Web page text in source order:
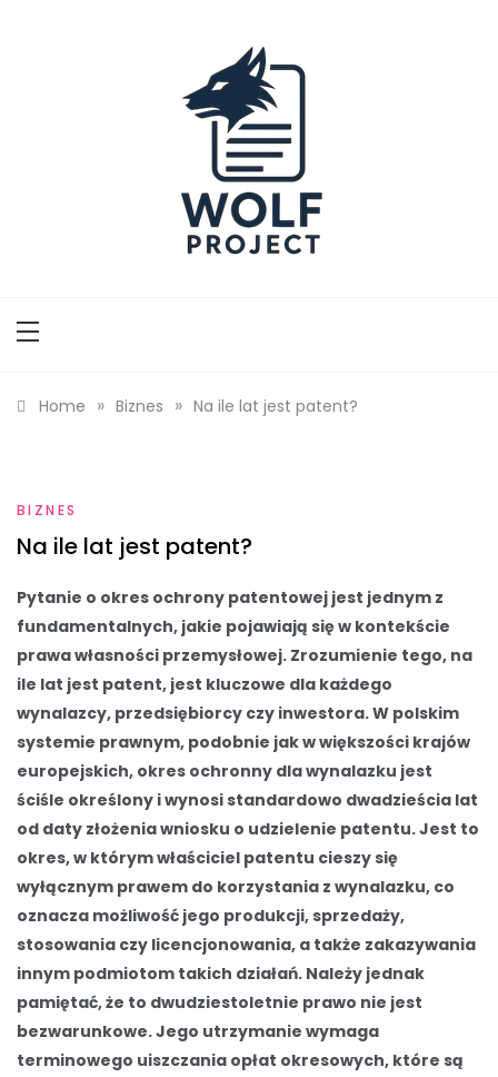
Home » Biznes » Na ile lat jest patent?
BIZNES
Na ile lat jest patent?
Pytanie o okres ochrony patentowej jest jednym z
fundamentalnych, jakie pojawiają się w kontekście
prawa własności przemysłowej. Zrozumienie tego, na
ile lat jest patent, jest kluczowe dla każdego
wynalazcy, przedsiębiorcy czy inwestora. W polskim
systemie prawnym, podobnie jak w większości krajów
europejskich, okres ochronny dla wynalazku jest
ściśle określony i wynosi standardowo dwadzieścia lat
od daty złożenia wniosku o udzielenie patentu. Jest to
okres, w którym właściciel patentu cieszy się
wyłącznym prawem do korzystania z wynalazku, co
oznacza możliwość jego produkcji, sprzedaży,
stosowania czy licencjonowania, a także zakazywania
innym podmiotom takich działań. Należy jednak
pamiętać, że to dwudziestoletnie prawo nie jest
bezwarunkowe. Jego utrzymanie wymaga
terminowego uiszczania opłat okresowych, które są